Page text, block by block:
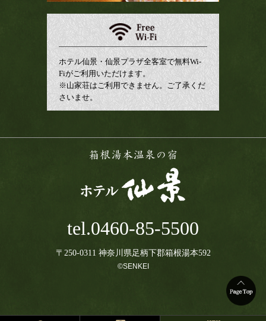
ホテル仙景・仙景プラザ全客室で無料Wi-
Fiがご利用いただけます。
※山家荘はご利用できません。ご了承くだ
さいませ。
tel.0460-85-5500
〒250-0311 神奈川県足柄下郡箱根湯本592
©SENKEI